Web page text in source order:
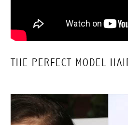
THE PERFECT MODEL